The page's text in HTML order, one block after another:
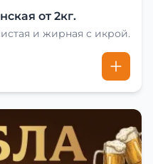
от 2кг.
и жирная с икрой.